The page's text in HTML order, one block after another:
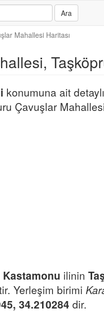
Ara
Mahallesi Haritası
konumuna ait
Çavuşlar
Kastamonu ilinin
Yerleşim birimi
34.210284 dir.